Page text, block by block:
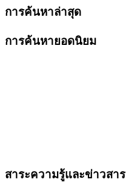
การค้นหาล่าสุด
การค้นหายอดนิยม
สาระความรู้และข่าวสาร